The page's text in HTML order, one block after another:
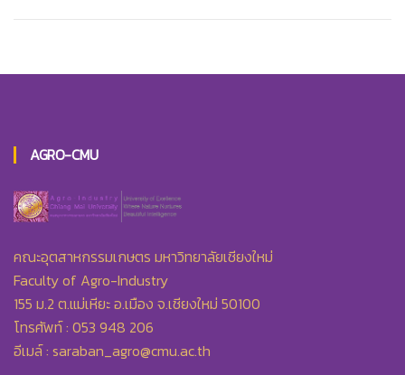
AGRO-CMU
คณะอุตสาหกรรมเกษตร มหาวิทยาลัยเชียงใหม่
Faculty of Agro-Industry
155 ม.2 ต.แม่เหียะ อ.เมือง จ.เชียงใหม่ 50100
โทรศัพท์ : 053 948 206
อีเมล์ : saraban_agro@cmu.ac.th